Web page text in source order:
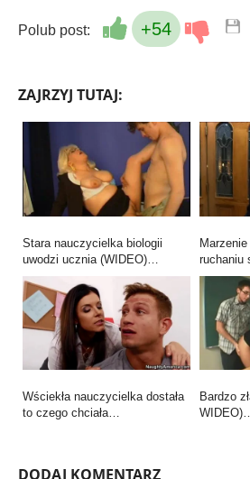
Polub post: +54
ZAJRZYJ TUTAJ:
Stara nauczycielka biologii
uwodzi ucznia (WIDEO)…
ruchaniu
Wściekła nauczycielka dostała
to czego chciała…
Bardzo
DODAJ KOMENTARZ